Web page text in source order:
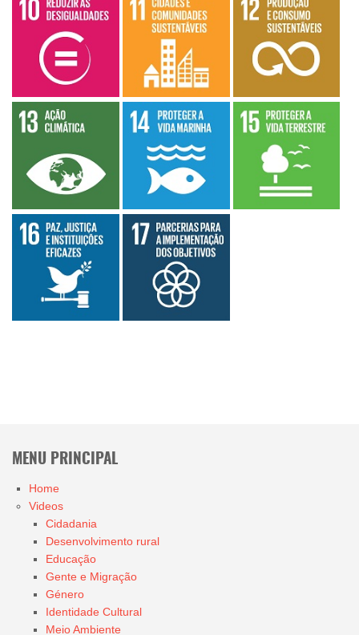
MENU PRINCIPAL
Home
Videos
Cidadania
Desenvolvimento rural
Educação
Gente e Migração
Género
Identidade Cultural
Meio Ambiente